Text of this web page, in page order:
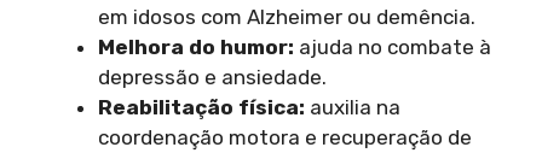
em idosos com Alzheimer ou demência.
Melhora do humor: ajuda no combate à
depressão e ansiedade.
Reabilitação física: auxilia na
coordenação motora e recuperação de